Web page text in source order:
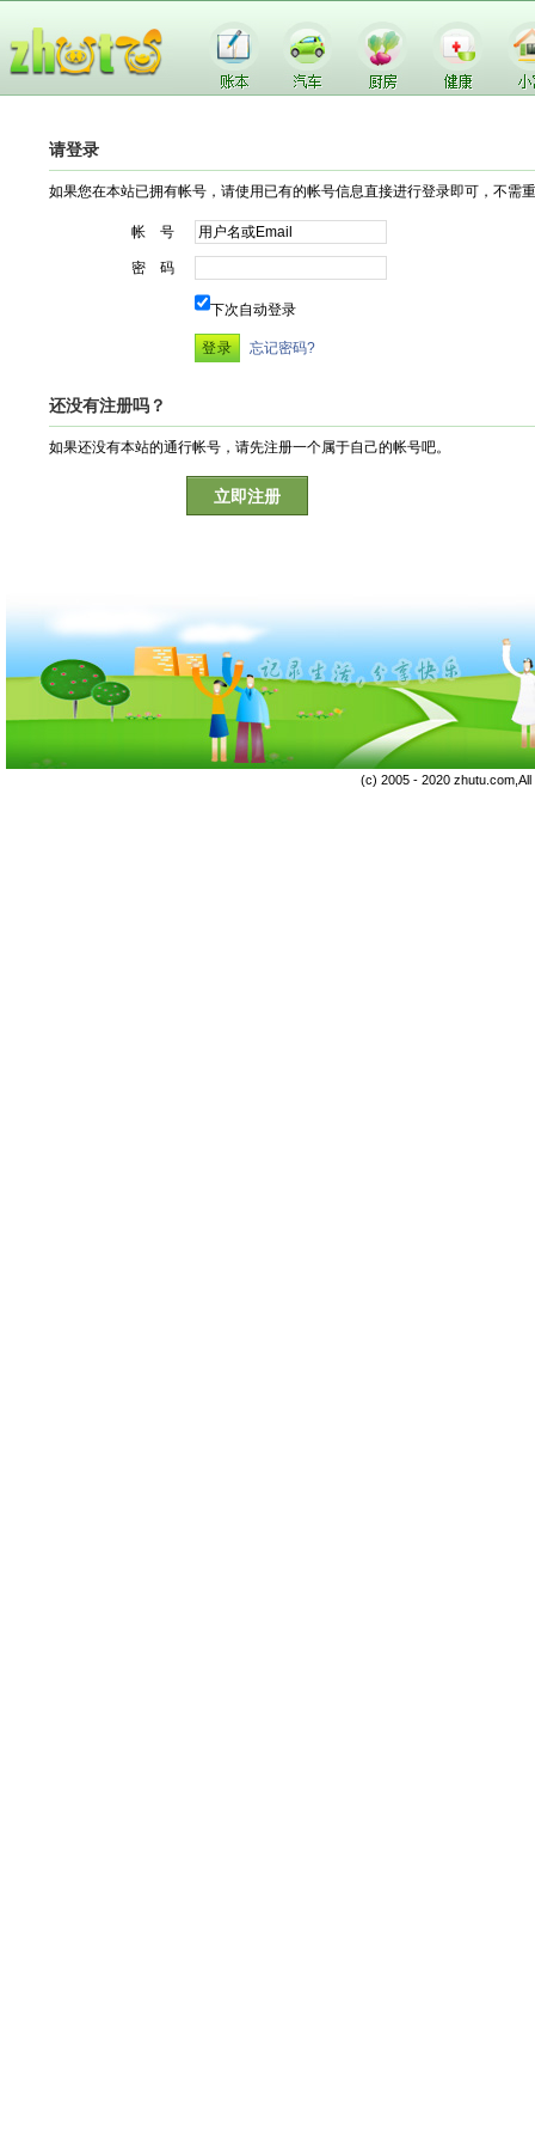
请登录
如果您在本站已拥有帐号，请使用已有的帐号信息直接进行登录即可，不需
帐 号
密 码
下次自动登录
忘记密码?
还没有注册吗？
如果还没有本站的通行帐号，请先注册一个属于自己的帐号吧。
立即注册
(c) 2005 - 2020